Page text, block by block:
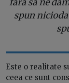
fără să ne
spun
Este o realitate
ceea ce sunt